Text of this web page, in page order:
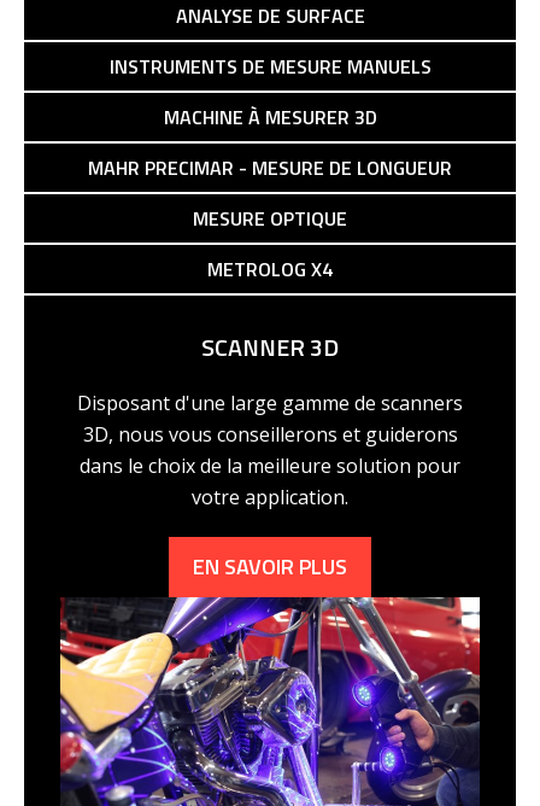
ANALYSE DE SURFACE
INSTRUMENTS DE MESURE MANUELS
MACHINE À MESURER 3D
MAHR PRECIMAR - MESURE DE LONGUEUR
MESURE OPTIQUE
METROLOG X4
SCANNER 3D
Disposant d'une large gamme de scanners
3D, nous vous conseillerons et guiderons
dans le choix de la meilleure solution pour
votre application.
EN SAVOIR PLUS